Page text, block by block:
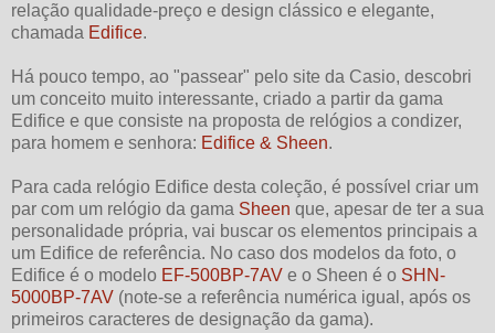
relação qualidade-preço e design clássico e elegante,
chamada Edifice.
Há pouco tempo, ao "passear" pelo site da Casio, descobri
um conceito muito interessante, criado a partir da gama
Edifice e que consiste na proposta de relógios a condizer,
para homem e senhora: Edifice & Sheen.
Para cada relógio Edifice desta coleção, é possível criar um
par com um relógio da gama Sheen que, apesar de ter a sua
personalidade própria, vai buscar os elementos principais a
um Edifice de referência. No caso dos modelos da foto, o
Edifice é o modelo EF-500BP-7AV e o Sheen é o SHN-
5000BP-7AV (note-se a referência numérica igual, após os
primeiros caracteres de designação da gama).